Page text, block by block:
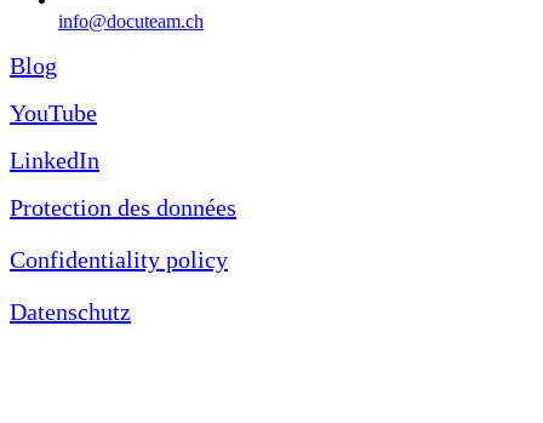
info@docuteam.ch
Blog
YouTube
LinkedIn
Protection des données
Confidentiality policy
Datenschutz